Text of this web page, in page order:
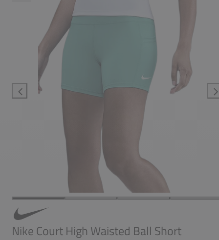
Nike Court High Waisted Ball Short